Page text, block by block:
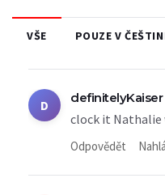
VŠE POUZE V
D definitelyKaiser
clock it Nathalie
Odpovědět